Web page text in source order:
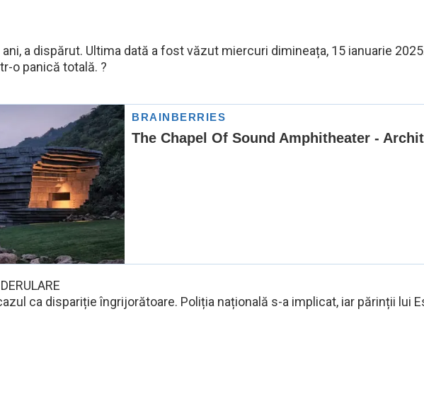
ani, a dispărut. Ultima dată a fost văzut miercuri dimineața, 15 ianuarie
o panică totală. ?
ca dispariție îngrijorătoare. Poliția națională s-a implicat, iar părinții lui